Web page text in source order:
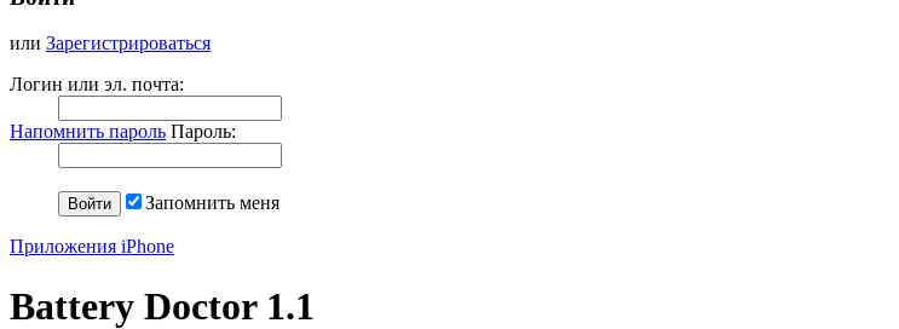
или Зарегистрироваться
Логин или эл. почта:
Напомнить пароль Пароль:
Запомнить меня
Приложения iPhone
Battery Doctor 1.1